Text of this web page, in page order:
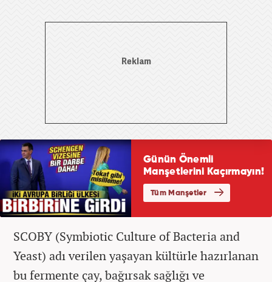
SCOBY (Symbiotic Culture of Bacteria and
Yeast) adı verilen yaşayan kültürle hazırlanan
bu fermente çay, bağırsak sağlığı ve